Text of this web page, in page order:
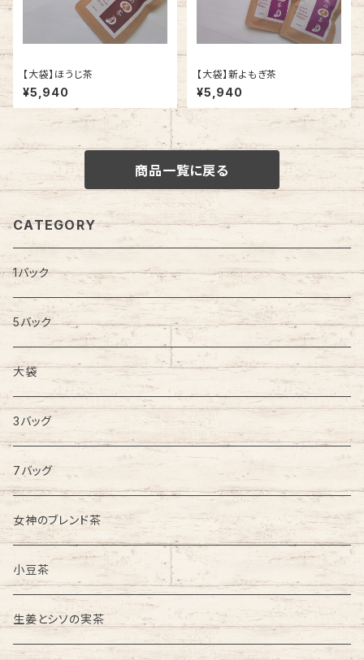
【大袋】ほうじ茶
¥5,940
【大袋】新よもぎ茶
¥5,940
商品一覧に戻る
CATEGORY
1バック
5バック
大袋
3バッグ
7バッグ
女神のブレンド茶
小豆茶
生姜とシソの実茶